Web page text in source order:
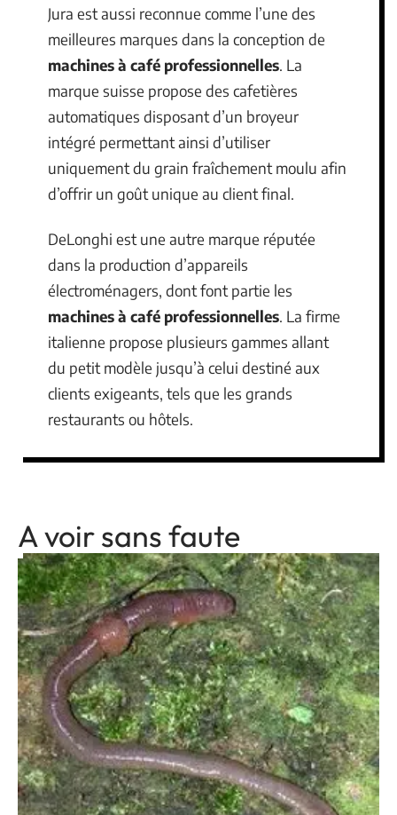
Jura est aussi reconnue comme l’une des
meilleures marques dans la conception de
machines à café professionnelles. La
marque suisse propose des cafetières
automatiques disposant d’un broyeur
intégré permettant ainsi d’utiliser
uniquement du grain fraîchement moulu afin
d’offrir un goût unique au client final.
DeLonghi est une autre marque réputée
dans la production d’appareils
électroménagers, dont font partie les
machines à café professionnelles. La firme
italienne propose plusieurs gammes allant
du petit modèle jusqu’à celui destiné aux
clients exigeants, tels que les grands
restaurants ou hôtels.
A voir sans faute